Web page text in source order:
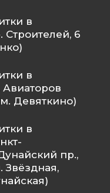
в
Строителей, 6
в
Девяткино)
в
пр.,
Звёздная,